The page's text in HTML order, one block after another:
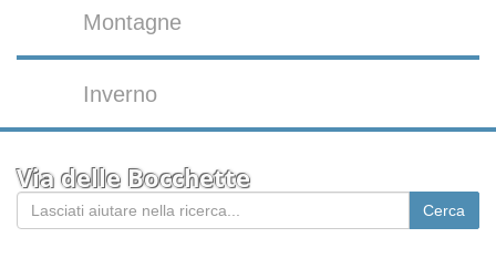
Montagne
Inverno
Via delle Bocchette